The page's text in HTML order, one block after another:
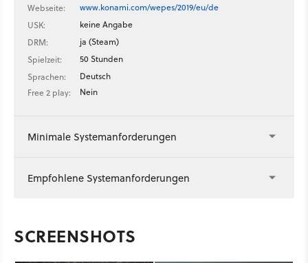
Webseite:
www.konami.com/wepes/2019/eu/de
USK:
keine Angabe
DRM:
ja (Steam)
Spielzeit:
50 Stunden
Sprachen:
Deutsch
Free 2 play:
Nein
Minimale Systemanforderungen
Empfohlene Systemanforderungen
SCREENSHOTS